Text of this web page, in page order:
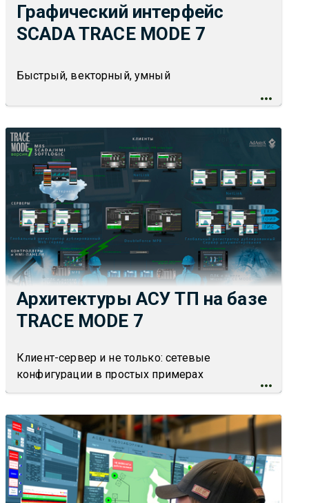
Графический интерфейс
SCADA TRACE MODE 7
Быстрый, векторный, умный
Архитектуры АСУ ТП на базе
TRACE MODE 7
Клиент-сервер и не только: сетевые
конфигурации в простых примерах